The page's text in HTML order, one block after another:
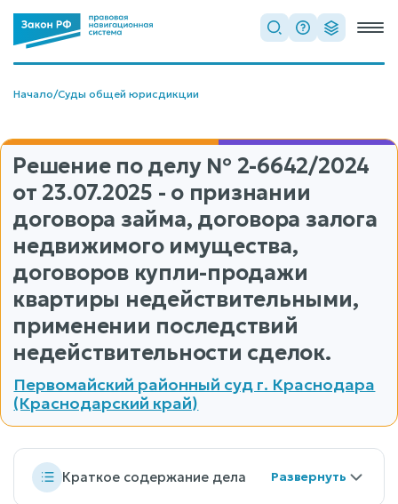
Начало/Суды общей юрисдикции
Решение по делу № 2-6642/2024
от 23.07.2025 - о признании
договора займа, договора залога
недвижимого имущества,
договоров купли-продажи
квартиры недействительными,
применении последствий
недействительности сделок.
Первомайский районный суд г. Краснодара
(Краснодарский край)
Краткое содержание дела